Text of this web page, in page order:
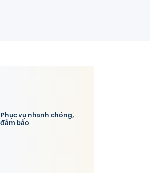
Phục vụ nhanh chóng,
đảm bảo